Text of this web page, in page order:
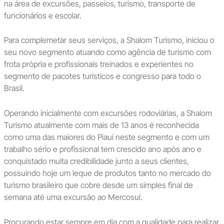
na área de excursões, passeios, turismo, transporte de
funcionários e escolar.
Para complemetar seus serviços, a Shalom Turismo, iniciou o
seu novo segmento atuando como agência de turismo com
frota própria e profissionais treinados e experientes no
segmento de pacotes turísticos e congresso para todo o
Brasil.
Operando inicialmente com excursões rodoviárias, a Shalom
Turismo atualmente com mais de 13 anos é reconhecida
como uma das maiores do Piauí neste segmento e com um
trabalho sério e profissional tem crescido ano após ano e
conquistado muita credibilidade junto a seus clientes,
possuindo hoje um leque de produtos tanto no mercado do
turismo brasileiro que cobre desde um simples final de
semana até uma excursão ao Mercosul.
Procurando estar sempre em dia com a qualidade para realizar